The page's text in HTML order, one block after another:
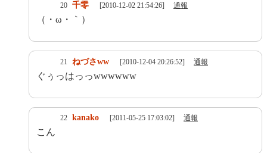
20 千零 [2010-12-02 21:54:26] 通報
（・ω・｀）
21 ねづさww [2010-12-04 20:26:52] 通報
ぐぅっはっっwwwwww
22 kanako [2011-05-25 17:03:02] 通報
こん